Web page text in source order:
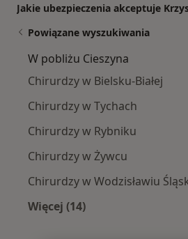
Jakie ubezpieczenia akceptuje
Powiązane wyszukiwania
W pobliżu Cieszyna
Chirurdzy w Bielsku-Białej
Chirurdzy w Tychach
Chirurdzy w Rybniku
Chirurdzy w Żywcu
Chirurdzy w Wodzisławiu
Więcej (14)